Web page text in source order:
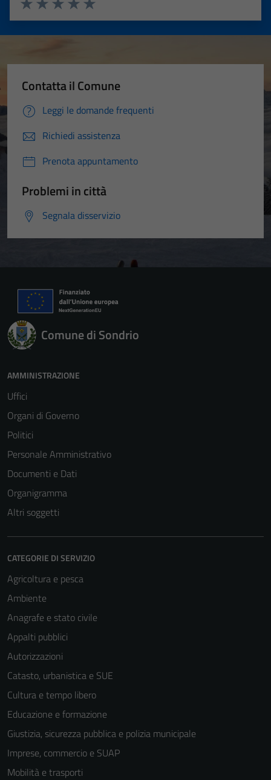
Valuta 5 stelle su 5
Valuta 4 stelle su 5
Valuta 3 stelle su 5
Valuta 2 stelle su 5
Valuta 1 stelle su 5
Contatta il Comune
Leggi le domande frequenti
Richiedi assistenza
Prenota appuntamento
Problemi in città
Segnala disservizio
Comune di Sondrio
AMMINISTRAZIONE
Uffici
Organi di Governo
Politici
Personale Amministrativo
Documenti e Dati
Organigramma
Altri soggetti
CATEGORIE DI SERVIZIO
Agricoltura e pesca
Ambiente
Anagrafe e stato civile
Appalti pubblici
Autorizzazioni
Catasto, urbanistica e SUE
Cultura e tempo libero
Educazione e formazione
Giustizia, sicurezza pubblica e polizia municipale
Imprese, commercio e SUAP
Mobilità e trasporti